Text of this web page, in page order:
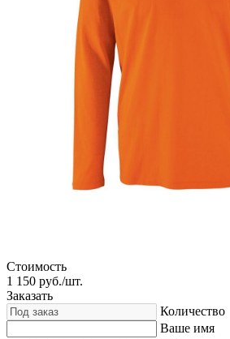
Стоимость
1 150 руб./шт.
Заказать
Количество
Ваше имя